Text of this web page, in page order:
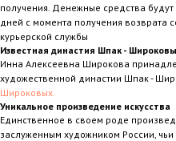
получения. Денежные средства
дней с момента получения возврата
курьерской службы
Известная династия Шпак -
Инна Алексеевна Широкова
художественной династии Шпак -
Широковых.
Уникальное произведение искусства
Единственное в своем роде
заслуженным художником России,